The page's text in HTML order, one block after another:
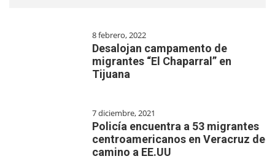
8 febrero, 2022
Desalojan campamento de
migrantes “El Chaparral” en
Tijuana
7 diciembre, 2021
Policía encuentra a 53 migrantes
centroamericanos en Veracruz de
camino a EE.UU